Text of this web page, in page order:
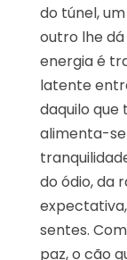
do túnel,
outro lhe
energia é
latente
daquilo que
alimenta-se
do ódio, da
sentes.
paz, o cão